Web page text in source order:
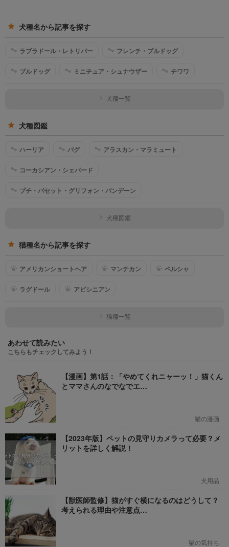
犬種名から記事を探す
ラブラドール・レトリバー フレンチ・ブルドッグ
ブルドッグ ミニチュア・シュナウザー チワワ
犬種一覧
犬種図鑑
ハーリア パグ アラスカン・マラミュート
コーカシアン・シェパード
プチ・バセット・グリフォン・バンデーン
犬種図鑑
猫種名から記事を探す
アメリカンショートヘア マンチカン ペルシャ
ラグドール アビシニアン
猫種一覧
あわせて読みたい
こちらもチェックしてみよう！
【漫画】第1話：「やめてくれニャーッ！」猫くん
とママさんのなでなでエ…
猫の漫画
【2023年版】ペットの見守りカメラって必要？メ
リットを詳しく解説！
犬用品
【獣医師監修】猫がすぐ横になるのはどうして？
考えられる理由や注意点…
猫の気持ち